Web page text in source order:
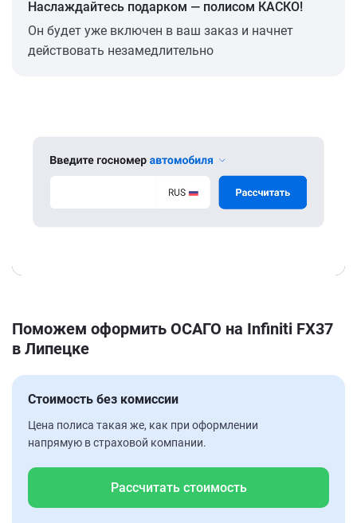
Наслаждайтесь подарком — полисом КАСКО!
Он будет уже включен в ваш заказ и начнет
действовать незамедлительно
Поможем оформить ОСАГО на Infiniti FX37
в Липецке
Стоимость без комиссии
Цена полиса такая же, как при оформлении
напрямую в страховой компании.
Рассчитать стоимость